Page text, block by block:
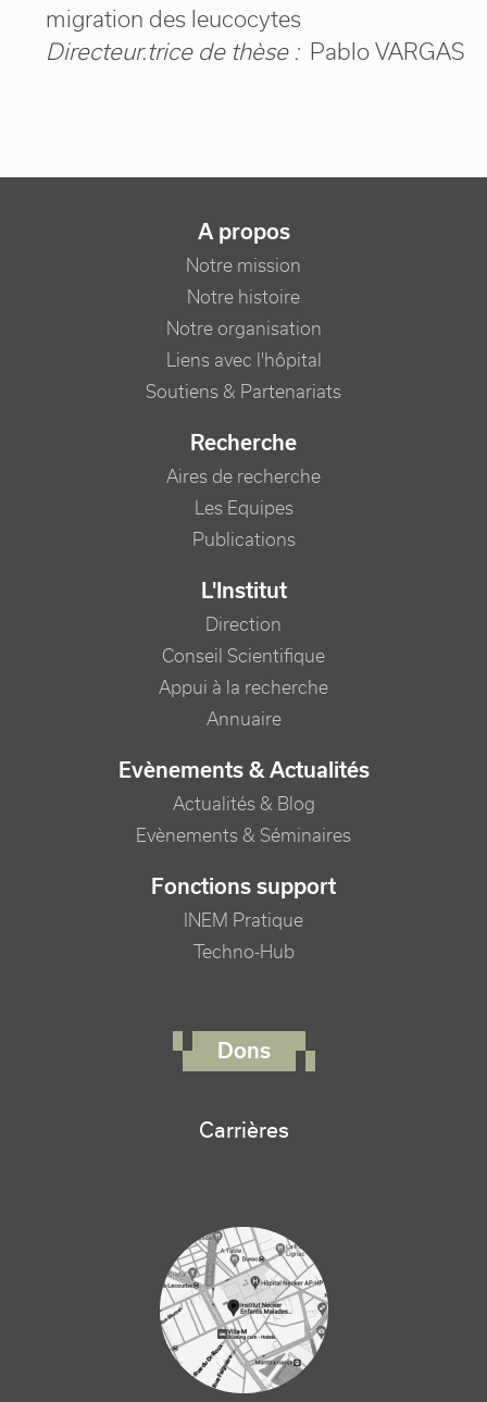
migration des leucocytes
Directeur.trice de thèse : Pablo VARGAS
NAVIGATION PRINCIPALE
A propos
Notre mission
Notre histoire
Notre organisation
Liens avec l'hôpital
Soutiens & Partenariats
Recherche
Aires de recherche
Les Equipes
Publications
L'Institut
Direction
Conseil Scientifique
Appui à la recherche
Annuaire
Evènements & Actualités
Actualités & Blog
Evènements & Séminaires
Fonctions support
INEM Pratique
Techno-Hub
Dons
Carrières